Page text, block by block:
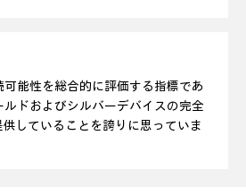
可能性を総合的に評価する指標であ
ルドおよびシルバーデバイスの完全
していることを誇りに思っていま